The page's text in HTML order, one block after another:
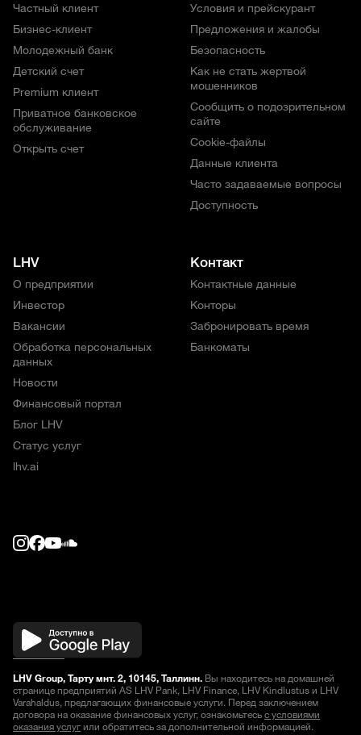
Частный клиент
Бизнес-клиент
Молодежный банк
Детский счет
Premium клиент
Приватное банковское
обслуживание
Открыть счет
Условия и прейскурант
Предложения и жалобы
Безопасность
Как не стать жертвой
мошенников
Сообщить о подозрительном
сайте
Cookie-файлы
Данные клиента
Часто задаваемые вопросы
Доступность
LHV
О предприятии
Инвестор
Вакансии
Обработка персональных
данных
Новости
Финансовый портал
Блог LHV
Статус услуг
lhv.ai
Контакт
Контактные данные
Конторы
Забронировать время
Банкоматы
LHV Group, Тарту мнт. 2, 10145, Таллинн. Вы находитесь на домашней
странице предприятий AS LHV Pank, LHV Finance, LHV Kindlustus и LHV
Varahaldus, предлагающих финансовые услуги. Перед заключением
договора на оказание финансовых услуг, ознакомьтесьс условиями
оказания услугили обратитесь за дополнительной информацией.